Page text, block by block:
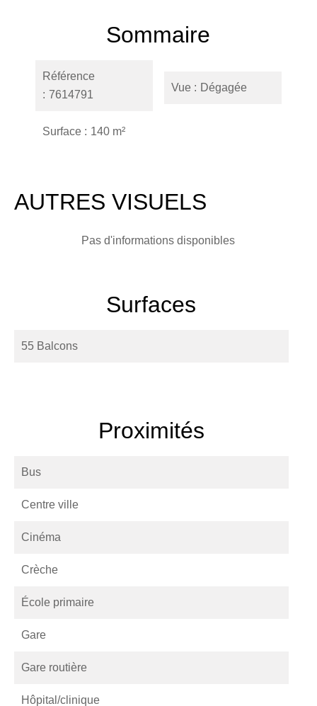
Sommaire
Référence
7614791
Surface 140 m²
Vue Dégagée
AUTRES VISUELS
Pas d'informations disponibles
Surfaces
55 Balcons
Proximités
Bus
Centre ville
Cinéma
Crèche
École primaire
Gare
Gare routière
Hôpital/clinique